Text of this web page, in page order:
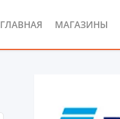
ГЛАВНАЯ МАГАЗИНЫ